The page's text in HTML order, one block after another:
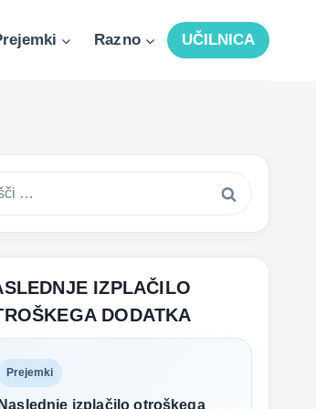
Razno UČILNICA
IZPLAČILO
DODATKA
Prejemki
Naslednje izplačilo otroškega